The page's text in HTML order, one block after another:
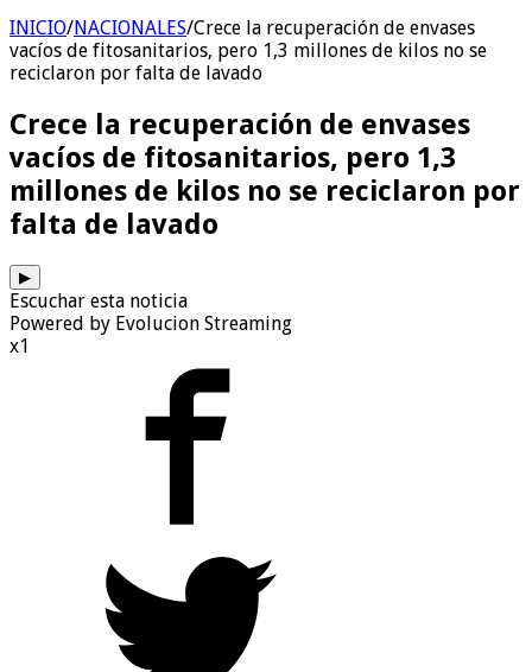
INICIO/NACIONALES/Crece la recuperación de envases
vacíos de fitosanitarios, pero 1,3 millones de kilos no se
reciclaron por falta de lavado
Crece la recuperación de envases
vacíos de fitosanitarios, pero 1,3
millones de kilos no se reciclaron por
falta de lavado
▶
Escuchar esta noticia
Powered by Evolucion Streaming
x1